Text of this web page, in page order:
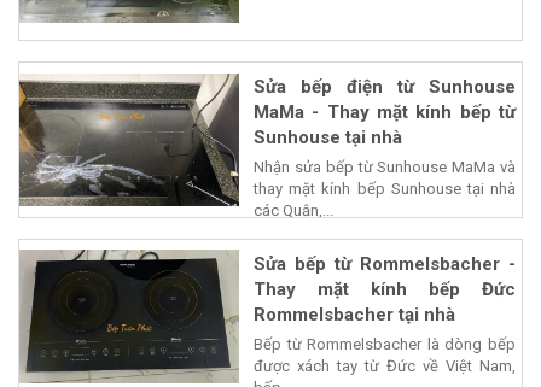
Sửa bếp điện từ Sunhouse
MaMa - Thay mặt kính bếp từ
Sunhouse tại nhà
Nhận sửa bếp từ Sunhouse MaMa và
thay mặt kính bếp Sunhouse tại nhà
các Quận,...
Sửa bếp từ Rommelsbacher -
Thay mặt kính bếp Đức
Rommelsbacher tại nhà
Bếp từ Rommelsbacher là dòng bếp
được xách tay từ Đức về Việt Nam,